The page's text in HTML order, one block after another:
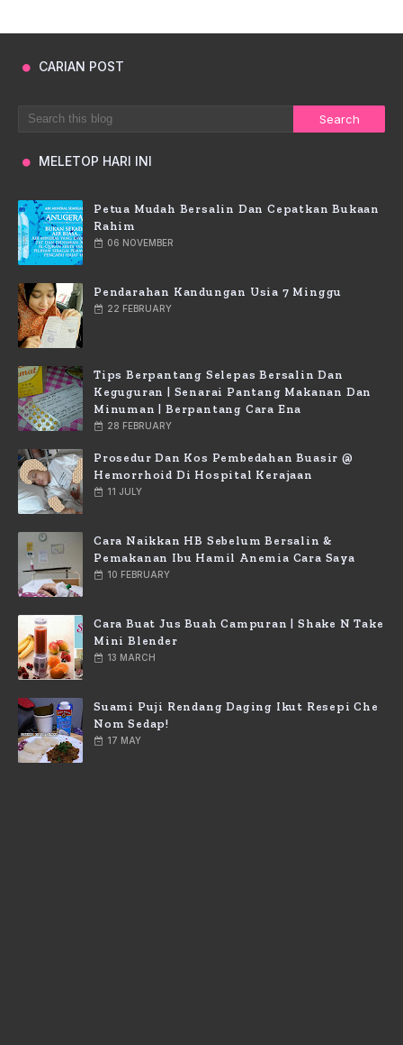
CARIAN POST
MELETOP HARI INI
Petua Mudah Bersalin Dan Cepatkan Bukaan
Rahim
06 NOVEMBER
Pendarahan Kandungan Usia 7 Minggu
22 FEBRUARY
Tips Berpantang Selepas Bersalin Dan
Keguguran | Senarai Pantang Makanan Dan
Minuman | Berpantang Cara Ena
28 FEBRUARY
Prosedur Dan Kos Pembedahan Buasir @
Hemorrhoid Di Hospital Kerajaan
11 JULY
Cara Naikkan HB Sebelum Bersalin &
Pemakanan Ibu Hamil Anemia Cara Saya
10 FEBRUARY
Cara Buat Jus Buah Campuran | Shake N Take
Mini Blender
13 MARCH
Suami Puji Rendang Daging Ikut Resepi Che
Nom Sedap!
17 MAY